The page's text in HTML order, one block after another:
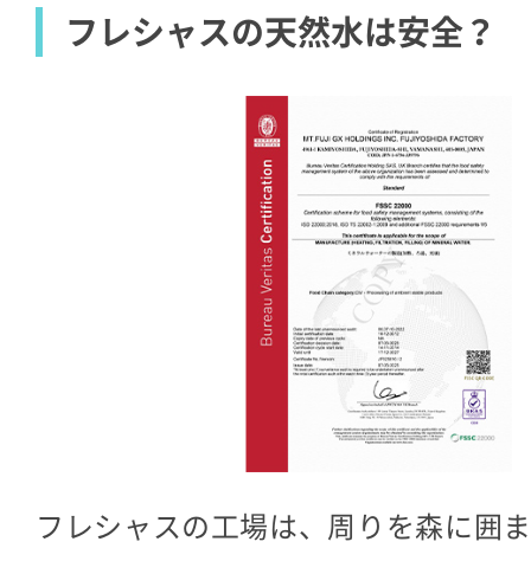
フレシャスの天然水は安全？
フレシャスの工場は、周りを森に囲